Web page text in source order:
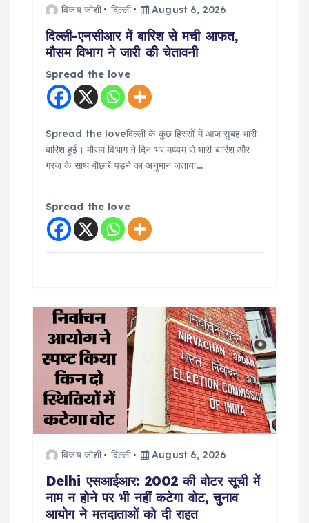
विजय जोशी दिल्ली August 6, 2026
दिल्ली-एनसीआर में बारिश से मची आफत,
मौसम विभाग ने जारी की चेतावनी
Spread the love
Spread the loveदिल्ली के कुछ हिस्सों में आज सुबह भारी
बारिश हुई। मौसम विभाग ने दिन भर मध्यम से भारी बारिश और
गरज के साथ बौछारें पड़ने का अनुमान जताया…
Spread the love
विजय जोशी दिल्ली August 6, 2026
Delhi एसआईआर: 2002 की वोटर सूची में
नाम न होने पर भी नहीं कटेगा वोट, चुनाव
आयोग ने मतदाताओं को दी राहत